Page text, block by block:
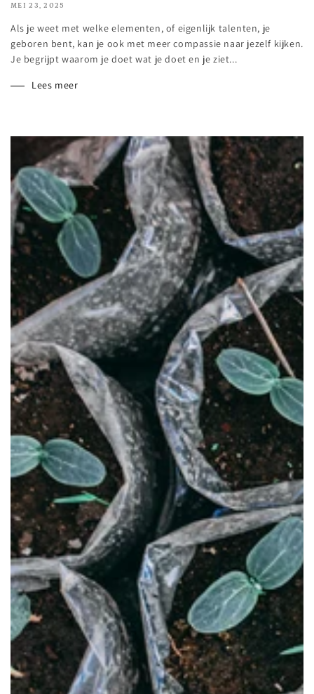
MEI 23, 2025
Als je weet met welke elementen, of eigenlijk talenten, je
geboren bent, kan je ook met meer compassie naar jezelf kijken.
Je begrijpt waarom je doet wat je doet en je ziet...
Lees meer